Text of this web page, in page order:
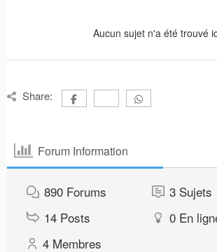
Aucun sujet n'a été trouvé
Share:
Forum Information
890 Forums 3 Sujets
14 Posts 0 En
4 Membres